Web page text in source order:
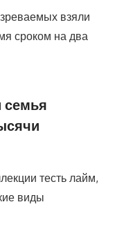
взяли
сроком на два
семья
тесть лайм,
виды